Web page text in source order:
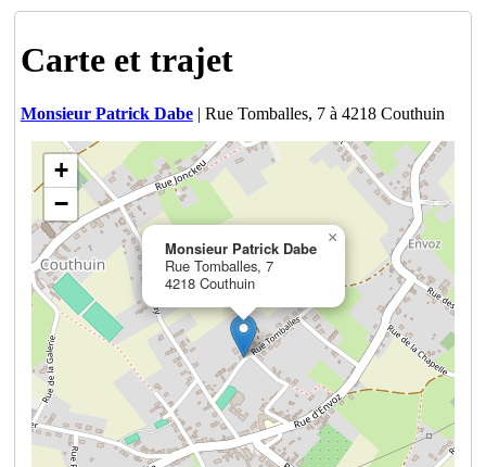
Carte et trajet
Monsieur Patrick Dabe| Rue Tomballes, 7 à 4218 Couthuin
Monsieur Patrick Dabe
Rue Tomballes, 7
4218 Couthuin
×
+
−